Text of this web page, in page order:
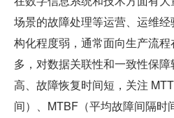
场景的故障处理等运营、运维
构化程度弱，通常面向生产流
多，对数据关联性和一致性保
高、故障恢复时间短，关注
间）、MTBF（平均故障间隔时